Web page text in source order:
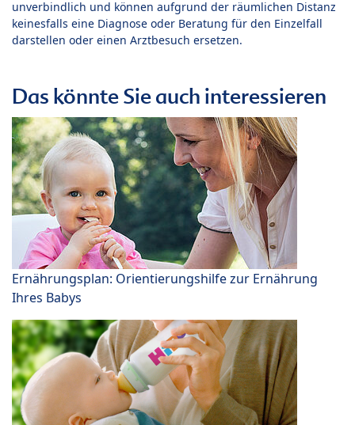
unverbindlich und können aufgrund der räumlichen Distanz
keinesfalls eine Diagnose oder Beratung für den Einzelfall
darstellen oder einen Arztbesuch ersetzen.
Das könnte Sie auch interessieren
Ernährungsplan: Orientierungshilfe zur Ernährung
Ihres Babys